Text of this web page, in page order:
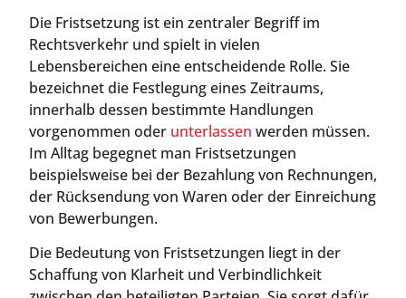
Die Fristsetzung ist ein zentraler Begriff im
Rechtsverkehr und spielt in vielen
Lebensbereichen eine entscheidende Rolle. Sie
bezeichnet die Festlegung eines Zeitraums,
innerhalb dessen bestimmte Handlungen
vorgenommen oder unterlassen werden müssen.
Im Alltag begegnet man Fristsetzungen
beispielsweise bei der Bezahlung von Rechnungen,
der Rücksendung von Waren oder der Einreichung
von Bewerbungen.
Die Bedeutung von Fristsetzungen liegt in der
Schaffung von Klarheit und Verbindlichkeit